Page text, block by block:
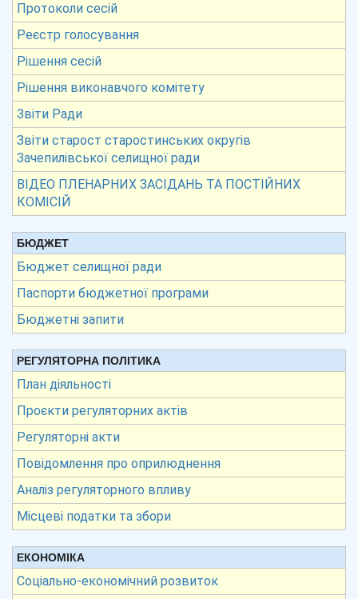
Протоколи сесій
Реєстр голосування
Рішення сесій
Рішення виконавчого комітету
Звіти Ради
Звіти старост старостинських округів
Зачепилівської селищної ради
ВІДЕО ПЛЕНАРНИХ ЗАСІДАНЬ ТА ПОСТІЙНИХ
КОМІСІЙ
БЮДЖЕТ
Бюджет селищної ради
Паспорти бюджетної програми
Бюджетні запити
РЕГУЛЯТОРНА ПОЛІТИКА
План діяльності
Проєкти регуляторних актів
Регуляторні акти
Повідомлення про оприлюднення
Аналіз регуляторного впливу
Місцеві податки та збори
ЕКОНОМІКА
Соціально-економічний розвиток